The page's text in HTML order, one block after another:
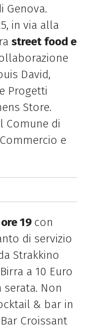
Genova.
in via alla
street food e
David,
Progetti
Store.
Comune di
e
ore 19 con
di servizio
Strakkino
a 10 Euro
Non
& bar in
Croissant